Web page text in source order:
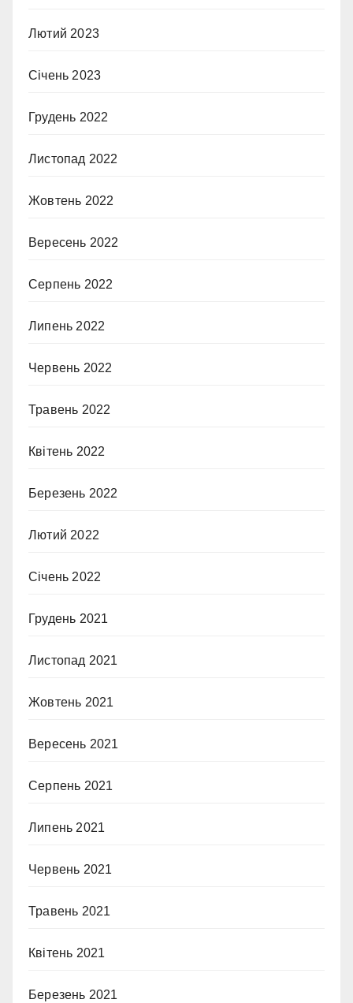
Лютий 2023
Січень 2023
Грудень 2022
Листопад 2022
Жовтень 2022
Вересень 2022
Серпень 2022
Липень 2022
Червень 2022
Травень 2022
Квітень 2022
Березень 2022
Лютий 2022
Січень 2022
Грудень 2021
Листопад 2021
Жовтень 2021
Вересень 2021
Серпень 2021
Липень 2021
Червень 2021
Травень 2021
Квітень 2021
Березень 2021